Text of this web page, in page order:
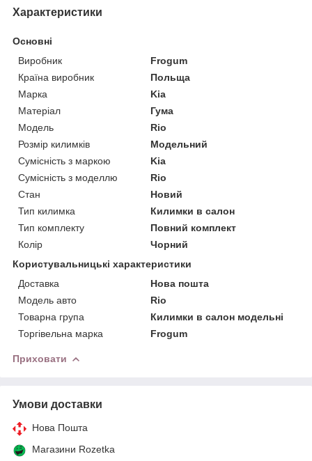
Характеристики
Основні
Виробник
Frogum
Країна виробник
Польща
Марка
Kia
Матеріал
Гума
Модель
Rio
Розмір килимків
Модельний
Сумісність з маркою
Kia
Сумісність з моделлю
Rio
Стан
Новий
Тип килимка
Килимки в салон
Тип комплекту
Повний комплект
Колір
Чорний
Користувальницькі характеристики
Доставка
Нова пошта
Модель авто
Rio
Товарна група
Килимки в салон модельні
Торгівельна марка
Frogum
Приховати
Умови доставки
Нова Пошта
Магазини Rozetka